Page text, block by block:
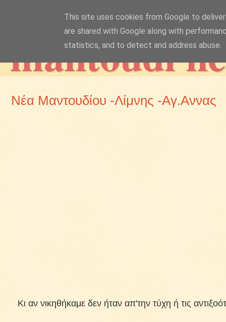
mantoudi
Νέα Μαντουδίου -Λίμνης -Αγ.Αννας
Kι αν νικηθήκαμε δεν ήταν απ'την τύχη ή τις
This site uses cookies from Google to
are shared with Google along with
statistics, and to detect and address abuse.